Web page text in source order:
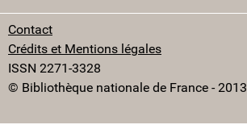
Contact
Crédits et Mentions légales
ISSN 2271-3328
© Bibliothèque nationale de France - 2013